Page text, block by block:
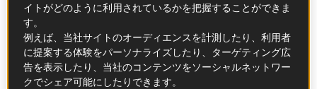
この記事の中に
イトがどのように利用されているかを把握することができま
す。
例えば、当社サイトのオーディエンスを計測したり、利用者
に提案する体験をパーソナライズしたり、ターゲティング広
告を表示したり、当社のコンテンツをソーシャルネットワー
クでシェア可能にしたりできます。